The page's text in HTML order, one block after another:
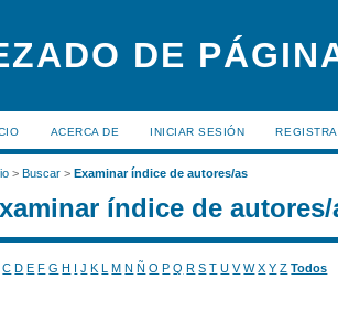
ACERCA DE INICIAR SESIÓN
>Buscar >Examinar índice de autores/as
índice de autores/
C D E F G H I J K L M N Ñ O P Q R S T U V W X Y Z Todos